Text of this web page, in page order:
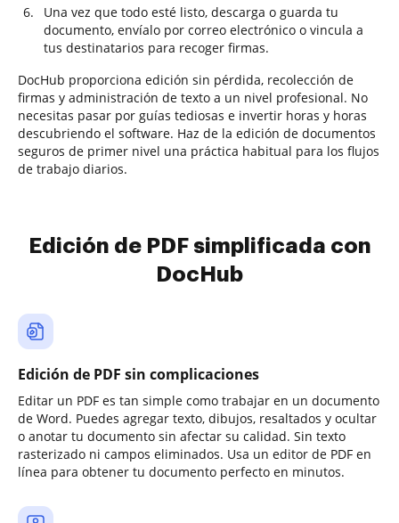
Una vez que todo esté listo, descarga o guarda tu
documento, envíalo por correo electrónico o vincula a
tus destinatarios para recoger firmas.
DocHub proporciona edición sin pérdida, recolección de
firmas y administración de texto a un nivel profesional. No
necesitas pasar por guías tediosas e invertir horas y horas
descubriendo el software. Haz de la edición de documentos
seguros de primer nivel una práctica habitual para los flujos
de trabajo diarios.
Edición de PDF simplificada con
DocHub
Edición de PDF sin complicaciones
Editar un PDF es tan simple como trabajar en un documento
de Word. Puedes agregar texto, dibujos, resaltados y ocultar
o anotar tu documento sin afectar su calidad. Sin texto
rasterizado ni campos eliminados. Usa un editor de PDF en
línea para obtener tu documento perfecto en minutos.